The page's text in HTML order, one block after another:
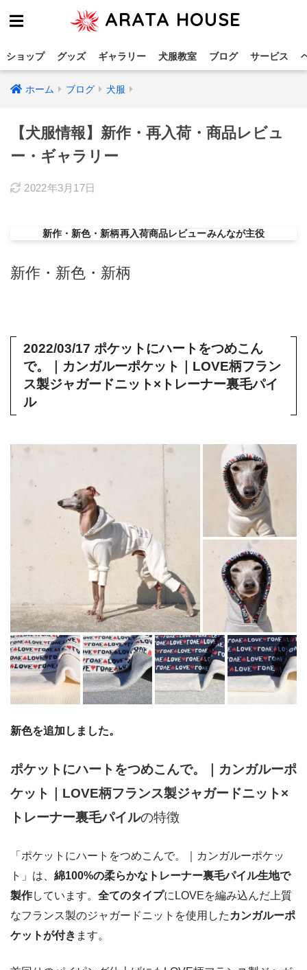
ARATA HOUSE
ショップ グッズ ギャラリー 犬服教室 ブログ サービス
ホーム ブログ 犬服
【犬服情報】新作・再入荷・商品レビュ
ー・ギャラリー
2022年3月17日
新作・新色・新柄再入荷商品レビューみんなが主役
新作・新色・新柄
2022/03/17 ポケットにハートをつめこん
で。｜カンガルーポケット｜LOVE柄フラン
ス製ジャガードニット×トレーナー裏毛パイ
ル
新色を追加しました。
ポケットにハートをつめこんで。｜カンガルーポ
ケット｜LOVE柄フランス製ジャガードニット×
トレーナー裏毛パイルの特徴
「ポケットにハートをつめこんで。｜カンガルーポケッ
ト」は、 綿100%の柔らかなトレーナー裏毛パイル生地で
製作しています。 全てのタイプにLOVEを編み込んだ上質
なフランス製のジャガードニットを使用した カンガルーポ
ケットが付き ます。